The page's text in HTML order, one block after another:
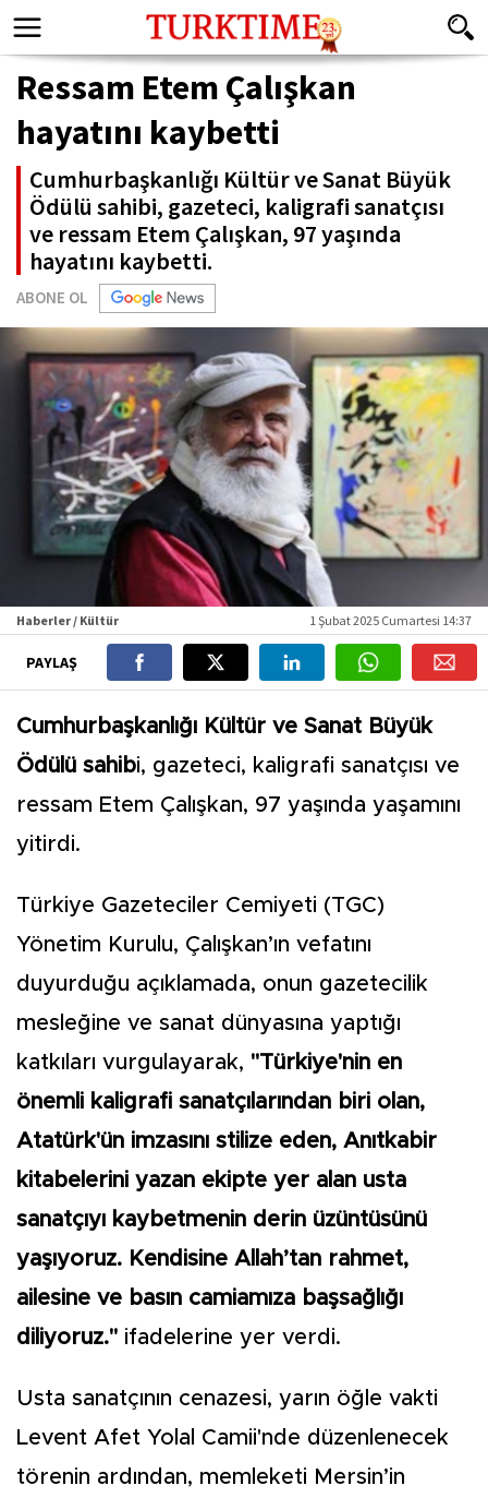
Ressam Etem Çalışkan
hayatını kaybetti
Cumhurbaşkanlığı Kültür ve Sanat Büyük
Ödülü sahibi, gazeteci, kaligrafi sanatçısı
ve ressam Etem Çalışkan, 97 yaşında
hayatını kaybetti.
ABONE OL
Haberler / Kültür 1 Şubat 2025 Cumartesi 14:37
PAYLAŞ
Cumhurbaşkanlığı Kültür ve Sanat Büyük
Ödülü sahibi, gazeteci, kaligrafi sanatçısı ve
ressam Etem Çalışkan, 97 yaşında yaşamını
yitirdi.
Türkiye Gazeteciler Cemiyeti (TGC)
Yönetim Kurulu, Çalışkan’ın vefatını
duyurduğu açıklamada, onun gazetecilik
mesleğine ve sanat dünyasına yaptığı
katkıları vurgulayarak, "Türkiye'nin en
önemli kaligrafi sanatçılarından biri olan,
Atatürk'ün imzasını stilize eden, Anıtkabir
kitabelerini yazan ekipte yer alan usta
sanatçıyı kaybetmenin derin üzüntüsünü
yaşıyoruz. Kendisine Allah’tan rahmet,
ailesine ve basın camiamıza başsağlığı
diliyoruz." ifadelerine yer verdi.
Usta sanatçının cenazesi, yarın öğle vakti
Levent Afet Yolal Camii'nde düzenlenecek
törenin ardından, memleketi Mersin’in